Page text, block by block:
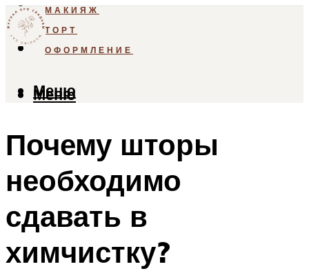
МАКИЯЖ
ТОРТ
ОФОРМЛЕНИЕ
Меню
Меню
Почему шторы
необходимо
сдавать в
химчистку?